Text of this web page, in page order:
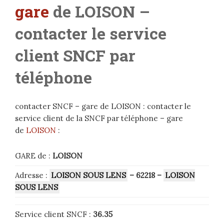
gare de LOISON –
contacter le service
client SNCF par
téléphone
contacter SNCF – gare de LOISON : contacter le
service client de la SNCF par téléphone – gare
de LOISON :
GARE de : LOISON
Adresse : LOISON SOUS LENS – 62218 – LOISON
SOUS LENS
Service client SNCF : 36.35